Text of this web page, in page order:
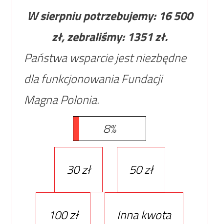
W sierpniu potrzebujemy: 16 500
zł, zebraliśmy: 1351zł.
Państwa wsparcie jest niezbędne
dla funkcjonowania Fundacji
Magna Polonia.
8%
30 zł 50 zł
100 zł
Inna kwota